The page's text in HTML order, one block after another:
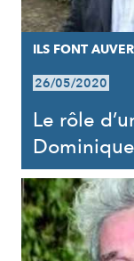
ILS FONT
26/05/2020
Le rôle